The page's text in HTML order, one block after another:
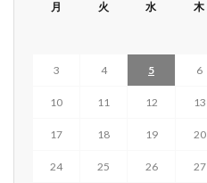
月 火 水 木
3 4 5 6
10 11 12 13
17 18 19 20
24 25 26 27